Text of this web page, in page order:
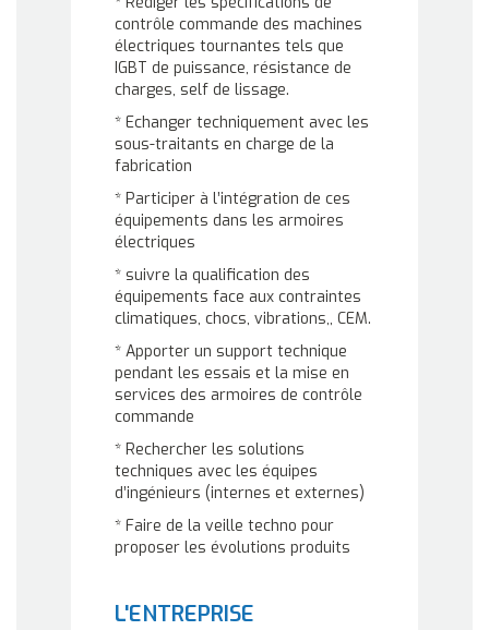
contrôle commande des machines
électriques tournantes tels que
IGBT de puissance, résistance de
charges, self de lissage.
* Echanger techniquement avec les
sous-traitants en charge de la
fabrication
* Participer à l’intégration de ces
équipements dans les armoires
électriques
* suivre la qualification des
équipements face aux contraintes
climatiques, chocs, vibrations,, CEM.
* Apporter un support technique
pendant les essais et la mise en
services des armoires de contrôle
commande
* Rechercher les solutions
techniques avec les équipes
d’ingénieurs (internes et externes)
* Faire de la veille techno pour
proposer les évolutions produits
L'ENTREPRISE